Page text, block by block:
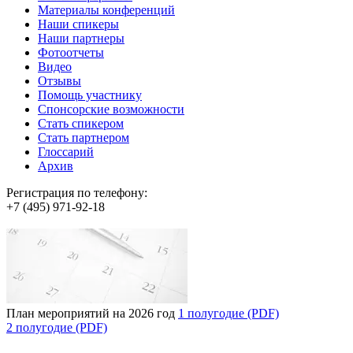
Материалы конференций
Наши спикеры
Наши партнеры
Фотоотчеты
Видео
Отзывы
Помощь участнику
Спонсорские возможности
Стать спикером
Стать партнером
Глоссарий
Архив
Регистрация по телефону:
+7 (495) 971-92-18
План мероприятий на 2026 год 1 полугодие (PDF)
2 полугодие (PDF)